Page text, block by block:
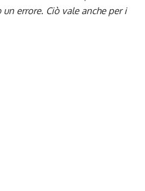
errore. Ciò vale anche per i